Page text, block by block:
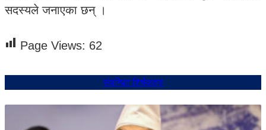
सदस्यले जनाएका छन् ।
Page Views: 62
संबन्धित शिर्षकहरु